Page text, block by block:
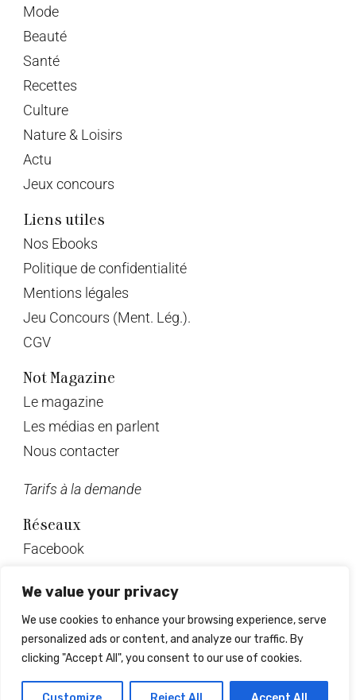
We value your privacy
We use cookies to enhance your browsing experience, serve
personalized ads or content, and analyze our traffic. By
clicking "Accept All", you consent to our use of cookies.
Mode
Beauté
Santé
Recettes
Culture
Nature & Loisirs
Actu
Jeux concours
Liens utiles
Nos Ebooks
Politique de confidentialité
Mentions légales
Jeu Concours (Ment. Lég.).
CGV
Not Magazine
Le magazine
Les médias en parlent
Nous contacter
Tarifs à la demande
Réseaux
Facebook
Instagram
Pinterest
Linkedin
© Not Magazine 2023